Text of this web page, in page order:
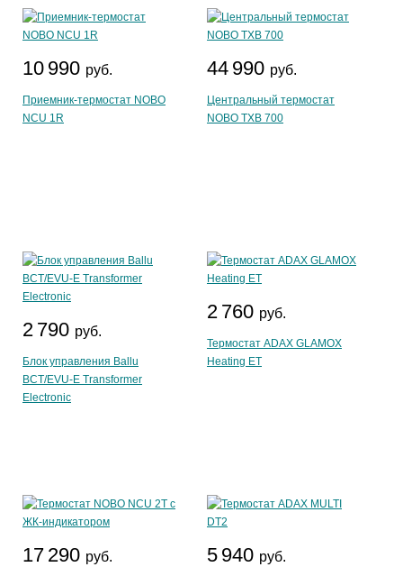
10 990 руб.
Приемник-термостат NOBO
NCU 1R
44 990 руб.
Центральный термостат
NOBO TXB 700
2 790 руб.
Блок управления Ballu
BCT/EVU-E Transformer
Electronic
2 760 руб.
Термостат ADAX GLAMOX
Heating ET
17 290 руб. 5 940 руб.